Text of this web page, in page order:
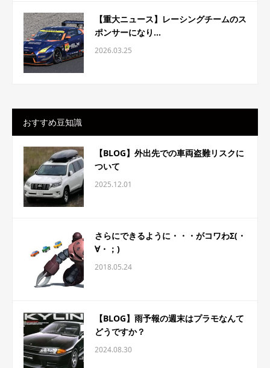
【重大ニュース】レーシングチームのス
ポンサーになり...
2026.03.25
おすすめ豆知識
【BLOG】外出先での車両盗難リスクに
ついて
2025.12.01
さらにできるように・・・がコワわΣ(・
∀・；)
2018.05.24
【BLOG】雨予報の週末はプラモなんて
どうですか？
2024.08.30